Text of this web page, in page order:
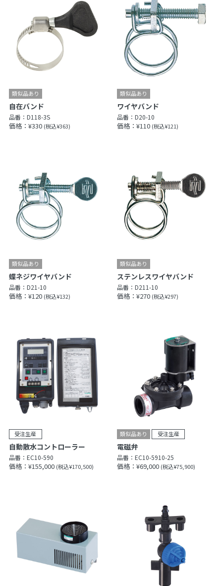
自在バンド
品番： D118-3S
価格：¥330 (税込¥363)
ワイヤバンド
品番：D20-10
価格：¥110 (税込¥121)
蝶ネジワイヤバンド
品番： D21-10
価格：¥120 (税込¥132)
ステンレスワイヤバンド
品番：D211-10
価格：¥270 (税込¥297)
自動散水コントローラー
品番： EC10-590
価格：¥155,000 (税込¥170,500)
電磁弁
品番：EC10-5910-25
価格：¥69,000 (税込¥75,900)